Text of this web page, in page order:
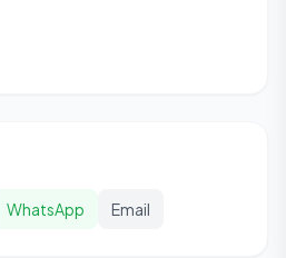
WhatsApp Email